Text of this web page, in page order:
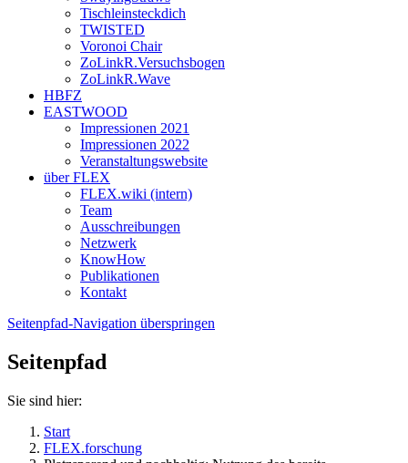
Tischleinsteckdich
TWISTED
Voronoi Chair
ZoLinkR.Versuchsbogen
ZoLinkR.Wave
HBFZ
EASTWOOD
Impressionen 2021
Impressionen 2022
Veranstaltungswebsite
über FLEX
FLEX.wiki (intern)
Team
Ausschreibungen
Netzwerk
KnowHow
Publikationen
Kontakt
Seitenpfad-Navigation überspringen
Seitenpfad
Sie sind hier:
Start
FLEX.forschung